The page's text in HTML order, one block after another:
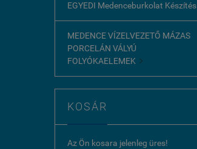
EGYEDI Medenceburkolat Készítés
MEDENCE VÍZELVEZETŐ MÁZAS
PORCELÁN VÁLYÚ
FOLYÓKAELEMEK 
KOSÁR
Az Ön kosara jelenleg üres!